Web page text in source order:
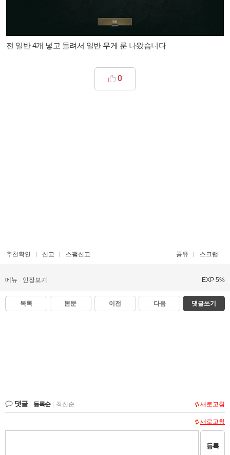
전 일반 4개 넣고 돌려서 일반 무게 룬 나왔습니다
0
추천확인 신고 스팸신고 공유 스크랩
메뉴 인장보기 EXP 5%
목록 본문 이전 다음 댓글쓰기
댓글 등록순 최신순 새로고침
새로고침
등록